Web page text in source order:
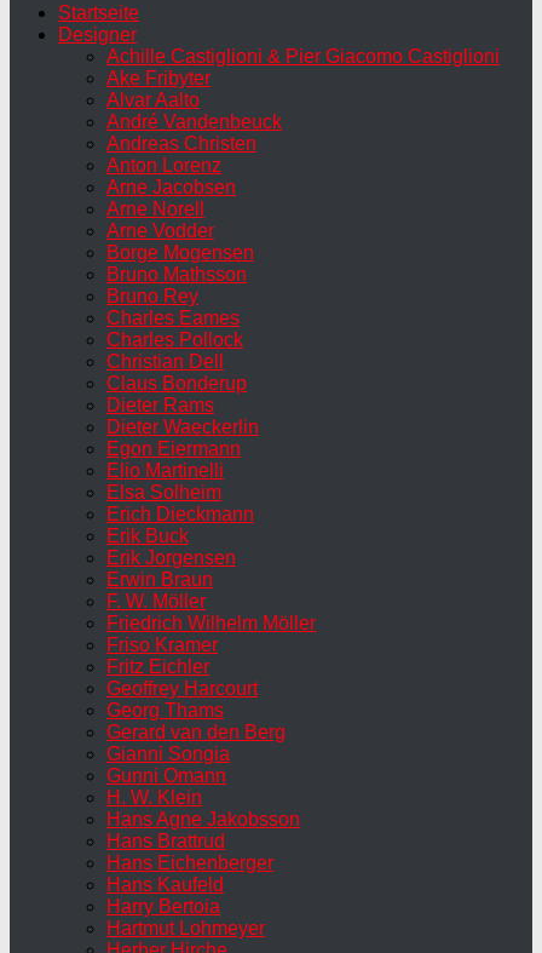
Startseite
Designer
Achille Castiglioni & Pier Giacomo Castiglioni
Ake Fribyter
Alvar Aalto
André Vandenbeuck
Andreas Christen
Anton Lorenz
Arne Jacobsen
Arne Norell
Arne Vodder
Borge Mogensen
Bruno Mathsson
Bruno Rey
Charles Eames
Charles Pollock
Christian Dell
Claus Bonderup
Dieter Rams
Dieter Waeckerlin
Egon Eiermann
Elio Martinelli
Elsa Solheim
Erich Dieckmann
Erik Buck
Erik Jorgensen
Erwin Braun
F. W. Möller
Friedrich Wilhelm Möller
Friso Kramer
Fritz Eichler
Geoffrey Harcourt
Georg Thams
Gerard van den Berg
Gianni Songia
Gunni Omann
H. W. Klein
Hans Agne Jakobsson
Hans Brattrud
Hans Eichenberger
Hans Kaufeld
Harry Bertoia
Hartmut Lohmeyer